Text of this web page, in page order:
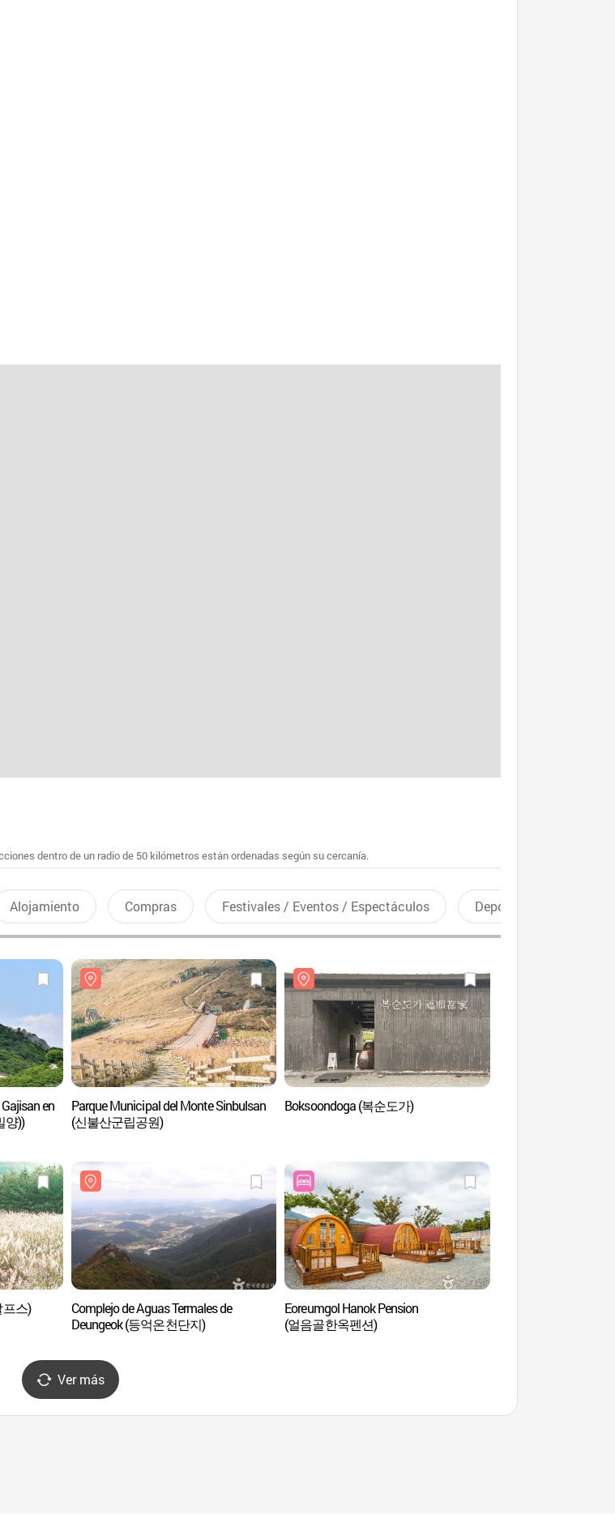
dentro de un radio de 50 kilómetros están ordenadas según su cercanía.
Alojamiento Compras Festivales / Eventos / Espectáculos Deportes recreativos
en
양))
Parque Municipal del Monte Sinbulsan
(신불산군립공원)
Boksoondoga (복순도가)
프스)
Complejo de Aguas Termales de
Deungeok (등억온천단지)
Eoreumgol Hanok Pension
(얼음골한옥펜션)
Ver más